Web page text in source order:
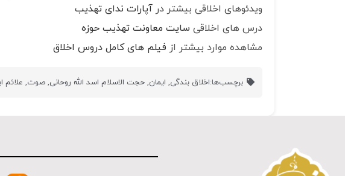
ویدئوهای اخلاقی بیشتر در آپارات ندای تهذیب
درس های اخلاقی سایت معاونت تهذیب حوزه
مشاهده موارد بیشتر از فیلم های کامل دروس اخلاق
برچسب‌ها:اخلاق بندگی, ایمان,حجت الاسلام اسد الله روحانی,صوت, علائم